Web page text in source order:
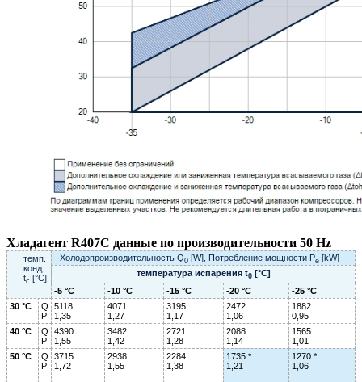
Хладагент R407C данные по производительности 50 Hz
темп.
конд.
tc [°C]
Холодопроизводительность Q0 [W], Потребление мощности Pe [kW]
температура испарения t0[°C]
-5 °C
-10 °C -15 °C -20 °C
-25 °C
30 °C
Q
P
5118
1,35
4071
1,27
3195
1,17
2472
1,06
1882
0,95
40 °C
Q
P
4390
1,55
3482
1,42
2721
1,28
2088
1,14
1565
1,01
50 °C
Q
P
3715
1,72
2938
1,55
2284
1,38
1735 *
1,21
1270 *
1,06